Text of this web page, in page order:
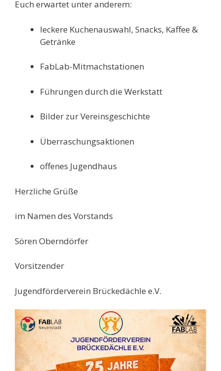
Euch erwartet unter anderem:
leckere Kuchenauswahl, Snacks, Kaffee &
Getränke
FabLab-Mitmachstationen
Führungen durch die Werkstatt
Bilder zur Vereinsgeschichte
Überraschungsaktionen
offenes Jugendhaus
Herzliche Grüße
im Namen des Vorstands
Sören Oberndörfer
Vorsitzender
Jugendförderverein Brückedächle e.V.